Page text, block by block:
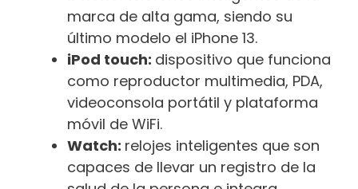
marca de alta gama, siendo su
último modelo el iPhone 13.
iPod touch: dispositivo que funciona
como reproductor multimedia, PDA,
videoconsola portátil y plataforma
móvil de WiFi.
Watch: relojes inteligentes que son
capaces de llevar un registro de la